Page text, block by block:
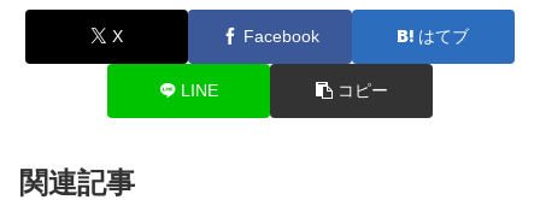
X Facebook はてブ
LINE コピー
関連記事